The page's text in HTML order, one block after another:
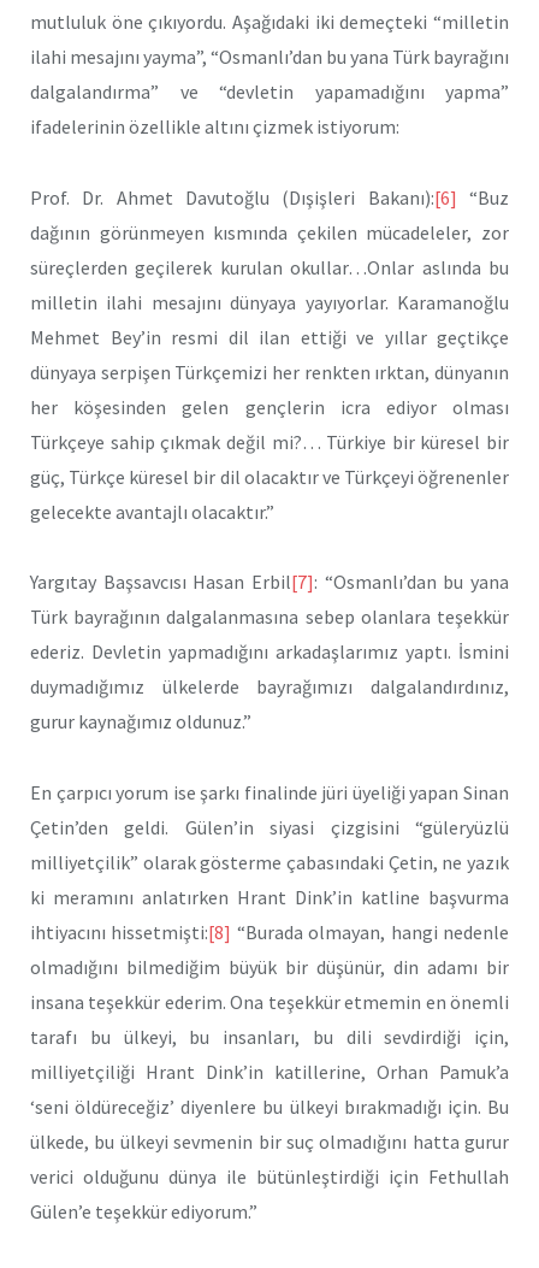
mutluluk öne çıkıyordu. Aşağıdaki iki demeçteki “milletin
ilahi mesajını yayma”, “Osmanlı’dan bu yana Türk bayrağını
dalgalandırma” ve “devletin yapamadığını yapma”
ifadelerinin özellikle altını çizmek istiyorum:
Prof. Dr. Ahmet Davutoğlu (Dışişleri Bakanı):[6] “Buz
dağının görünmeyen kısmında çekilen mücadeleler, zor
süreçlerden geçilerek kurulan okullar…Onlar aslında bu
milletin ilahi mesajını dünyaya yayıyorlar. Karamanoğlu
Mehmet Bey’in resmi dil ilan ettiği ve yıllar geçtikçe
dünyaya serpişen Türkçemizi her renkten ırktan, dünyanın
her köşesinden gelen gençlerin icra ediyor olması
Türkçeye sahip çıkmak değil mi?… Türkiye bir küresel bir
güç, Türkçe küresel bir dil olacaktır ve Türkçeyi öğrenenler
gelecekte avantajlı olacaktır.”
Yargıtay Başsavcısı Hasan Erbil[7]: “Osmanlı’dan bu yana
Türk bayrağının dalgalanmasına sebep olanlara teşekkür
ederiz. Devletin yapmadığını arkadaşlarımız yaptı. İsmini
duymadığımız ülkelerde bayrağımızı dalgalandırdınız,
gurur kaynağımız oldunuz.”
En çarpıcı yorum ise şarkı finalinde jüri üyeliği yapan Sinan
Çetin’den geldi. Gülen’in siyasi çizgisini “güleryüzlü
milliyetçilik” olarak gösterme çabasındaki Çetin, ne yazık
ki meramını anlatırken Hrant Dink’in katline başvurma
ihtiyacını hissetmişti:[8] “Burada olmayan, hangi nedenle
olmadığını bilmediğim büyük bir düşünür, din adamı bir
insana teşekkür ederim. Ona teşekkür etmemin en önemli
tarafı bu ülkeyi, bu insanları, bu dili sevdirdiği için,
milliyetçiliği Hrant Dink’in katillerine, Orhan Pamuk’a
‘seni öldüreceğiz’ diyenlere bu ülkeyi bırakmadığı için. Bu
ülkede, bu ülkeyi sevmenin bir suç olmadığını hatta gurur
verici olduğunu dünya ile bütünleştirdiği için Fethullah
Gülen’e teşekkür ediyorum.”